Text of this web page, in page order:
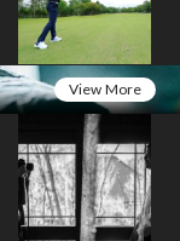
View More